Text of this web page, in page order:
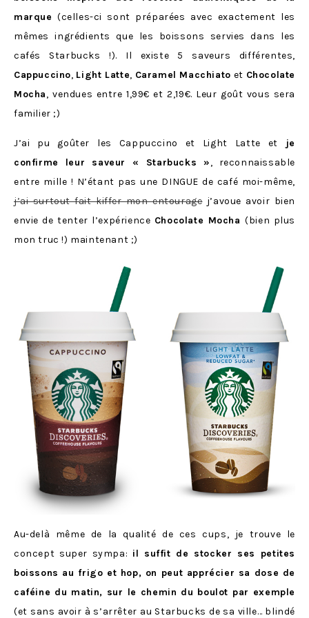
marque (celles-ci sont préparées avec exactement les
mêmes ingrédients que les boissons servies dans les
cafés Starbucks !). Il existe 5 saveurs différentes,
Cappuccino, Light Latte, Caramel Macchiato et Chocolate
Mocha, vendues entre 1,99€ et 2,19€. Leur goût vous sera
familier ;)
J’ai pu goûter les Cappuccino et Light Latte et
je
confirme leur saveur « Starbucks », reconnaissable
entre mille ! N’étant pas une DINGUE de café moi-même,
j’ai surtout fait kiffer mon entouragej’avoue avoir bien
envie de tenter l’expérience Chocolate Mocha(bien plus
mon truc !) maintenant ;)
Au-delà même de la qualité de ces cups, je trouve le
concept super sympa: il suffit de stocker ses petites
boissons au frigo et hop, on peut apprécier sa dose de
caféine du matin, sur le chemin du boulot par exemple
(et sans avoir à s’arrêter au Starbucks de sa ville… blindé